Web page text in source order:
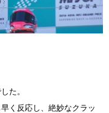
た。
く反応し、絶妙なクラッ